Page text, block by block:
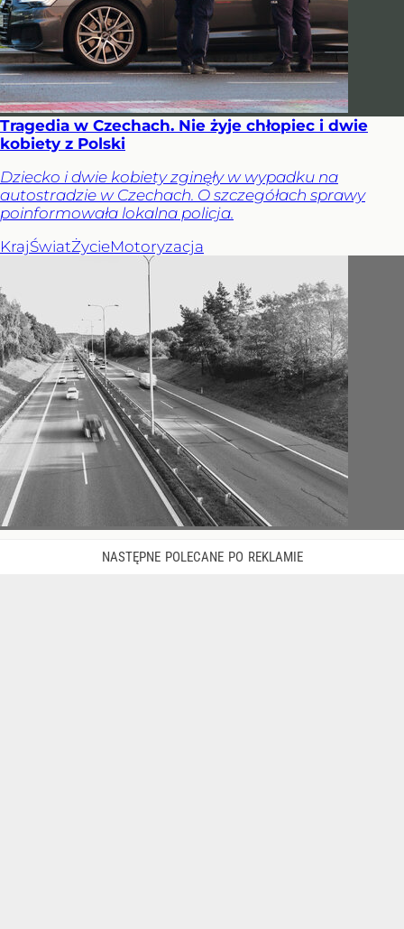
Tragedia w Czechach. Nie żyje chłopiec i dwie
kobiety z Polski
Dziecko i dwie kobiety zginęły w wypadku na
autostradzie w Czechach. O szczegółach sprawy
poinformowała lokalna policja.
KrajŚwiatŻycieMotoryzacja